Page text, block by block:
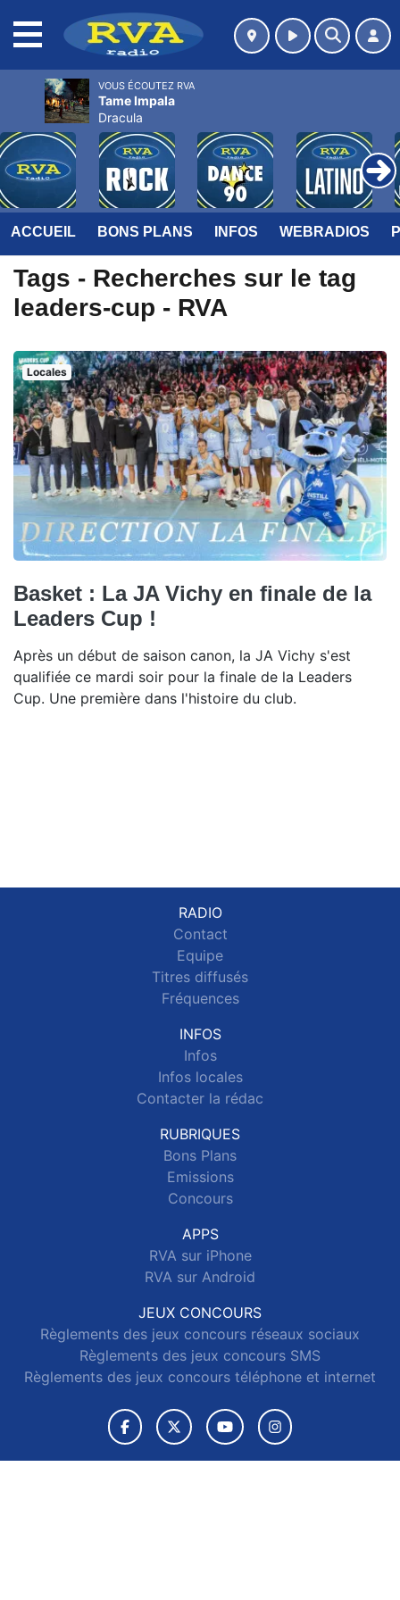
ACCUEIL BONS PLANS INFOS WEBRADIOS
Tags - Recherches sur le tag
leaders-cup - RVA
Locales
Basket : La JA Vichy en finale de la
Leaders Cup !
Après un début de saison canon, la JA Vichy s'est
qualifiée ce mardi soir pour la finale de la Leaders
Cup. Une première dans l'histoire du club.
RADIO
Contact
Equipe
Titres diffusés
Fréquences
INFOS
Infos
Infos locales
Contacter la rédac
RUBRIQUES
Bons Plans
Emissions
Concours
APPS
RVA sur iPhone
RVA sur Android
JEUX CONCOURS
Règlements des jeux concours réseaux sociaux
Règlements des jeux concours SMS
Règlements des jeux concours téléphone et internet
VOUS ÉCOUTEZ RVA
Tame Impala
Dracula